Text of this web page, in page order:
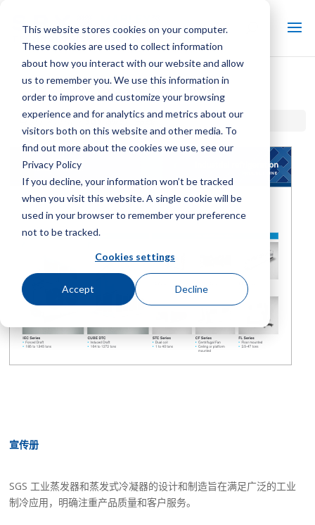
This website stores cookies on your computer.
These cookies are used to collect information
about how you interact with our website and allow
us to remember you. We use this information in
order to improve and customize your browsing
experience and for analytics and metrics about our
visitors both on this website and other media. To
find out more about the cookies we use, see our
Privacy Policy
If you decline, your information won’t be tracked
when you visit this website. A single cookie will be
used in your browser to remember your preference
not to be tracked.
Cookies settings
Accept Decline
SGS 制冷产品线
首页 / 图书馆 /SGS 制冷产品线
宣传册
SGS 工业蒸发器和蒸发式冷凝器的设计和制造旨在满足广泛的工业
制冷应用，明确注重产品质量和客户服务。